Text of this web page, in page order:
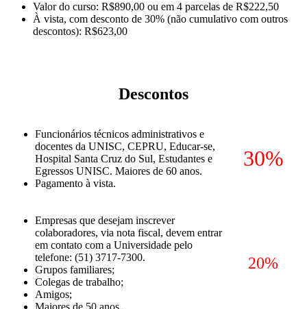
Valor do curso: R$890,00 ou em 4 parcelas de R$222,50
À vista, com desconto de 30% (não cumulativo com outros
descontos): R$623,00
Descontos
Funcionários técnicos administrativos e
docentes da UNISC, CEPRU, Educar-se,
Hospital Santa Cruz do Sul, Estudantes e
Egressos UNISC. Maiores de 60 anos.
Pagamento à vista.
30%
Empresas que desejam inscrever
colaboradores, via nota fiscal, devem entrar
em contato com a Universidade pelo
telefone: (51) 3717-7300.
Grupos familiares;
Colegas de trabalho;
Amigos;
20%